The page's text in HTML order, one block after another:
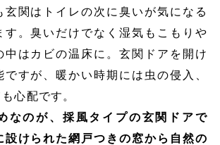
玄関はトイレの次に臭いが気になる
す。臭いだけでなく湿気もこもりや
中はカビの温床に。玄関ドアを開け
すが、暖かい時期には虫の侵入、
心配です。
なのが、採風タイプの玄関ドアで
設けられた網戸つきの窓から自然の